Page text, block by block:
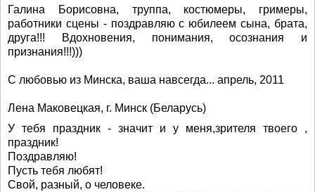
Галина Борисовна, труппа, костюмеры, гримеры,
работники сцены - поздравляю с юбилеем сына, брата,
друга!!! Вдохновения, понимания, осознания и
признания!!!)))
С любовью из Минска, ваша навсегда... апрель, 2011
Лена Маковецкая, г. Минск (Беларусь)
У тебя праздник - значит и у меня,зрителя твоего ,
праздник!
Поздравляю!
Пусть тебя любят!
Свой, разный, о человеке.